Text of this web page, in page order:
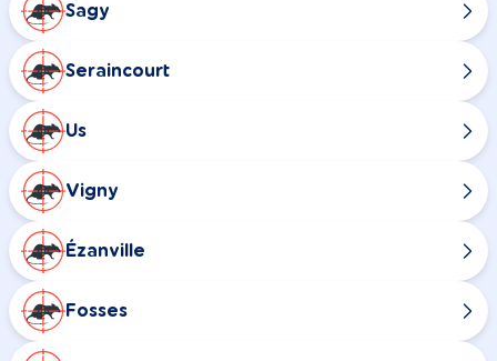
Sagy
Seraincourt
Us
Vigny
Ézanville
Fosses